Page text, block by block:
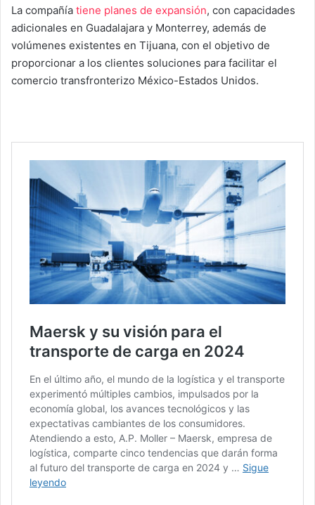
La compañía tiene planes de expansión, con capacidades
adicionales en Guadalajara y Monterrey, además de
volúmenes existentes en Tijuana, con el objetivo de
proporcionar a los clientes soluciones para facilitar el
comercio transfronterizo México-Estados Unidos.